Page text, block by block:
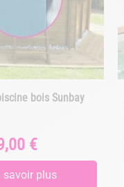
bois Sunbay
€
savoir plus